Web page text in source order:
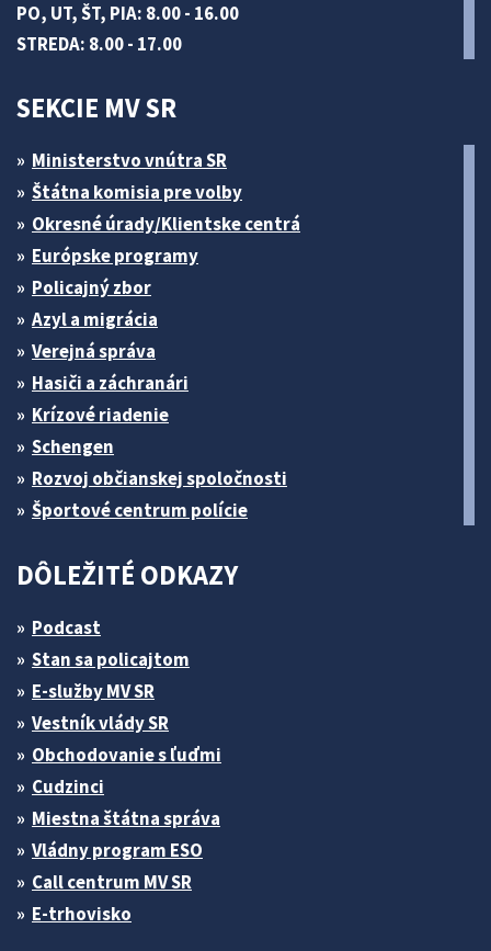
PO, UT, ŠT, PIA: 8.00 - 16.00
STREDA: 8.00 - 17.00
SEKCIE MV SR
Ministerstvo vnútra SR
Štátna komisia pre volby
Okresné úrady/Klientske centrá
Európske programy
Policajný zbor
Azyl a migrácia
Verejná správa
Hasiči a záchranári
Krízové riadenie
Schengen
Rozvoj občianskej spoločnosti
Športové centrum polície
DÔLEŽITÉ ODKAZY
Podcast
Stan sa policajtom
E-služby MV SR
Vestník vlády SR
Obchodovanie s ľuďmi
Cudzinci
Miestna štátna správa
Vládny program ESO
Call centrum MV SR
E-trhovisko